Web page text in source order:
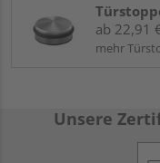
ab 22,91
mehr
Unsere